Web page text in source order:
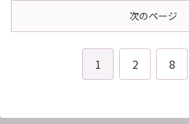
次のページ
1 2 8